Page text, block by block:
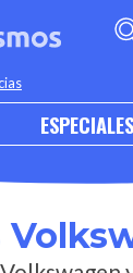
ESPECIALES